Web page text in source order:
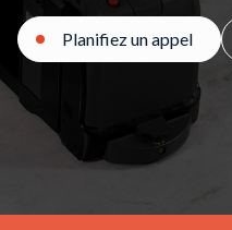
Planifiez un appel